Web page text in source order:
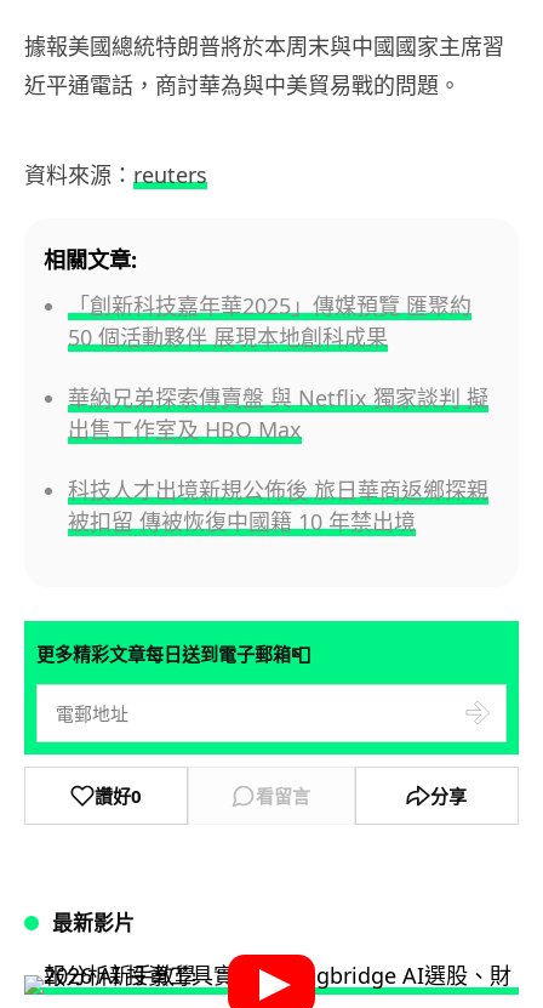
據報美國總統特朗普將於本周末與中國國家主席習
近平通電話，商討華為與中美貿易戰的問題。
資料來源： reuters
相關文章:
「創新科技嘉年華2025」傳媒預覽 匯聚約
50 個活動夥伴 展現本地創科成果
華納兄弟探索傳賣盤 與 Netflix 獨家談判 擬
出售工作室及 HBO Max
科技人才出境新規公佈後 旅日華商返鄉探親
被扣留 傳被恢復中國籍 10 年禁出境
更多精彩文章每日送到電子郵箱📮
讚好0 看留言 分享
最新影片